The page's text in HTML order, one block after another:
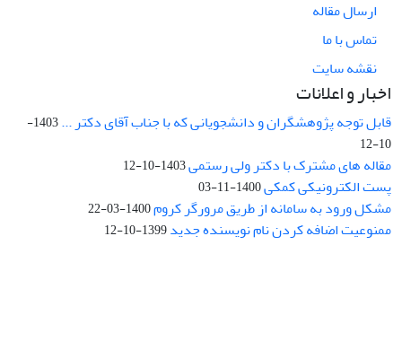
ارسال مقاله
تماس با ما
نقشه سایت
اخبار و اعلانات
قابل توجه پژوهشگران و دانشجویانی که با جناب آقای دکتر ...
1403-
10-12
مقاله های مشترک با دکتر ولی رستمی1403-10-12
پست الکترونیکی کمکی1400-11-03
مشکل ورود به سامانه از طریق مرورگر کروم1400-03-22
ممنوعیت اضافه کردن نام نویسنده جدید1399-10-12